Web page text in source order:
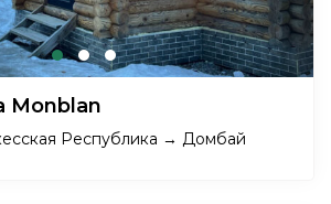
Monblan
Республика → Домбай